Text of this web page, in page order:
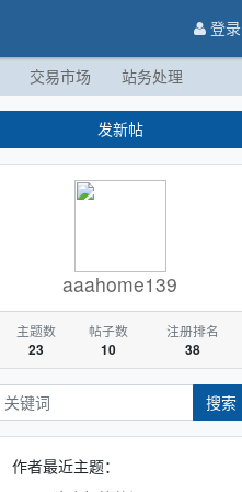
登录
交易市场 站务处理
发新帖
aaahome139
主题数
23
帖子数
10
注册排名
38
搜索
作者最近主题：